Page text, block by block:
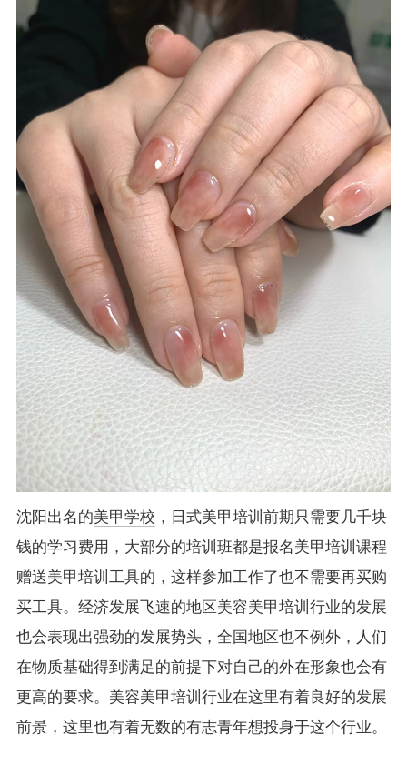
沈阳出名的美甲学校 ，日式美甲培训前期只需要几千块
钱的学习费用，大部分的培训班都是报名美甲培训课程
赠送美甲培训工具的，这样参加工作了也不需要再买购
买工具。经济发展飞速的地区美容美甲培训行业的发展
也会表现出强劲的发展势头，全国地区也不例外，人们
在物质基础得到满足的前提下对自己的外在形象也会有
更高的要求。美容美甲培训行业在这里有着良好的发展
前景，这里也有着无数的有志青年想投身于这个行业。